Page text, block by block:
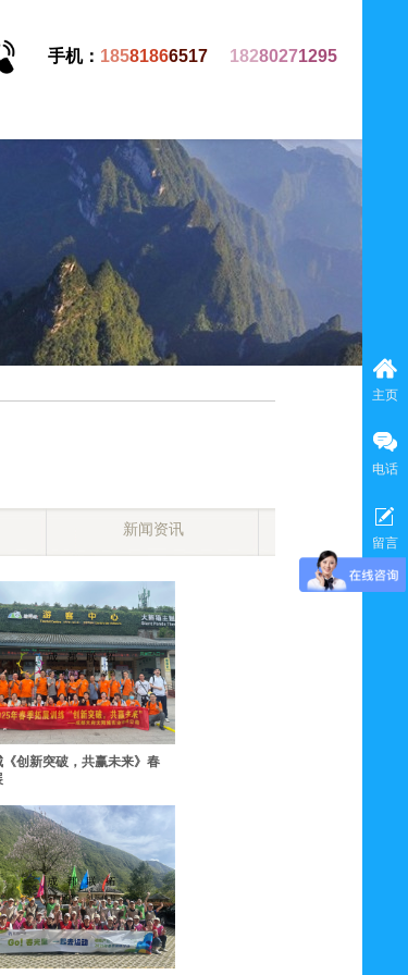
新闻资讯
《创新突破，共赢未来》春
手机： 18581866517 18280271295
主页
电话
留言